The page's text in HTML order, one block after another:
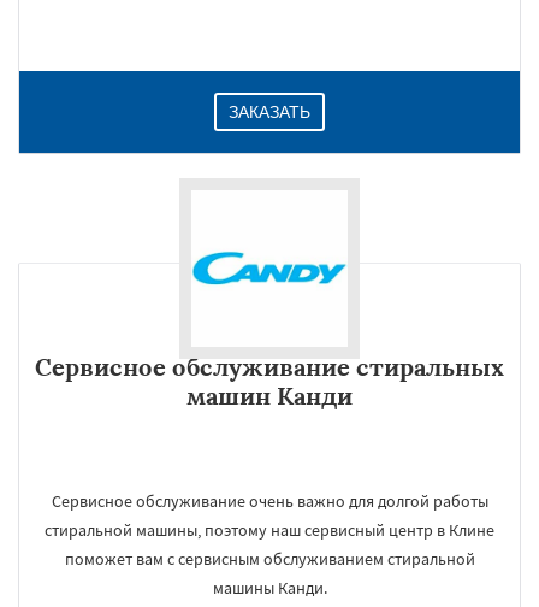
ЗАКАЗАТЬ
Сервисное обслуживание стиральных
машин Канди
Сервисное обслуживание очень важно для долгой работы
стиральной машины, поэтому наш сервисный центр в Клине
поможет вам с сервисным обслуживанием стиральной
машины Канди.